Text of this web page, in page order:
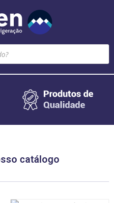
catálogo